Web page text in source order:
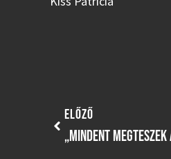
ELŐZŐ
„MINDENT